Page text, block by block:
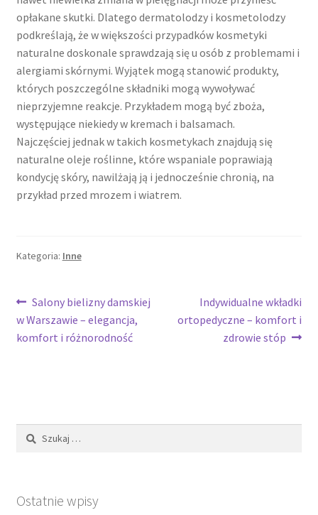
opłakane skutki. Dlatego dermatolodzy i kosmetolodzy
podkreślają, że w większości przypadków kosmetyki
naturalne doskonale sprawdzają się u osób z problemami i
alergiami skórnymi. Wyjątek mogą stanowić produkty,
których poszczególne składniki mogą wywoływać
nieprzyjemne reakcje. Przykładem mogą być zboża,
występujące niekiedy w kremach i balsamach.
Najczęściej jednak w takich kosmetykach znajdują się
naturalne oleje roślinne, które wspaniale poprawiają
kondycję skóry, nawilżają ją i jednocześnie chronią, na
przykład przed mrozem i wiatrem.
Kategoria: Inne
Nawigacja
wpisu
Poprzedni
wpis:
Salony bielizny damskiej
w Warszawie – elegancja,
komfort i różnorodność
Następny
wpis:
Indywidualne wkładki
ortopedyczne – komfort i
zdrowie stóp
Szukaj:
Ostatnie wpisy